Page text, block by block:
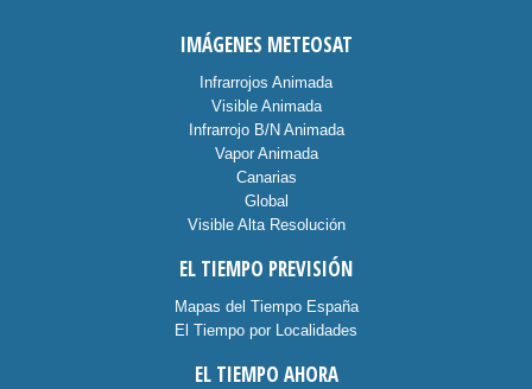
IMÁGENES METEOSAT
Infrarrojos Animada
Visible Animada
Infrarrojo B/N Animada
Vapor Animada
Canarias
Global
Visible Alta Resolución
EL TIEMPO PREVISIÓN
Mapas del Tiempo España
El Tiempo por Localidades
EL TIEMPO AHORA